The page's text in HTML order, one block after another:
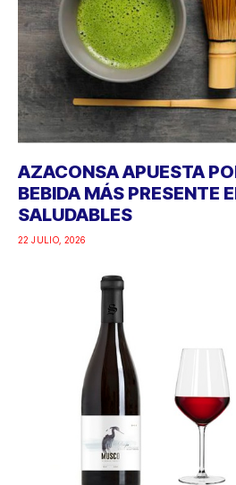
AZACONSA APUESTA
BEBIDA MÁS PRESENTE
SALUDABLES
22 JULIO, 2026